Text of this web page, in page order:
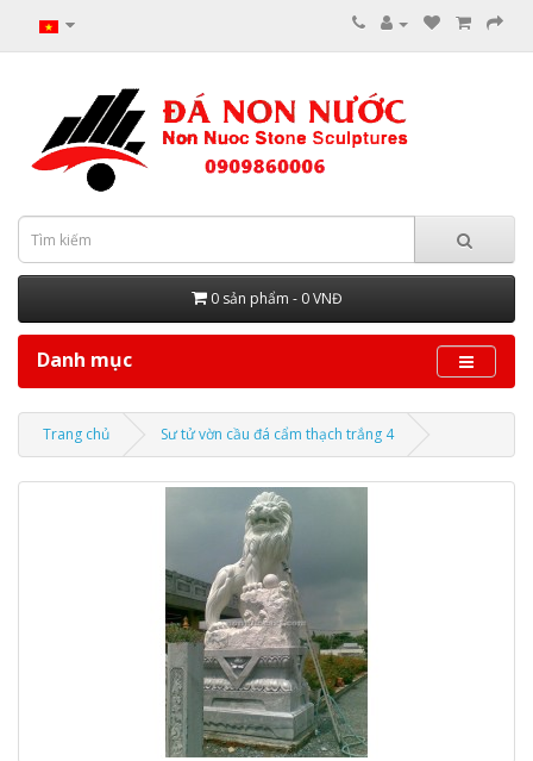
0 sản phẩm - 0 VNĐ
Danh mục
Trang chủ Sư tử vờn cầu đá cẩm thạch trắng 4